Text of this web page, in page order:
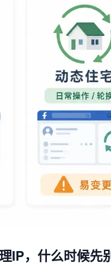
IP，什么时候先